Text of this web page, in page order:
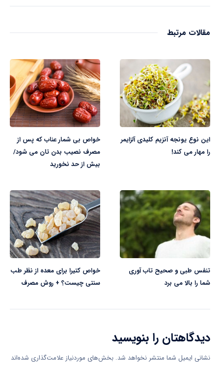
مقالات مرتبط
این نوع یونجه آنزیم کلیدی آلزایمر
را مهار می کند!
خواص بی شمار عناب که پس از
مصرف نصیب بدن تان می شود/
بیش از حد نخورید
تنفس طبی و صحیح تاب آوری
شما را بالا می برد
خواص کتیرا برای معده از نظر طب
سنتی چیست؟ + روش مصرف
دیدگاهتان را بنویسید
نشانی ایمیل شما منتشر نخواهد شد. بخش‌های موردنیاز علامت‌گذاری شده‌اند